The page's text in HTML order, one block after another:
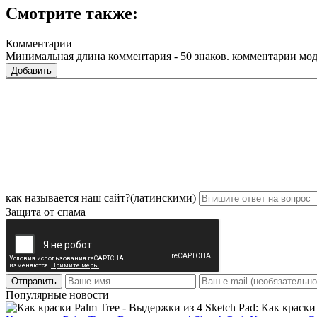
Смотрите также:
Комментарии
Минимальная длина комментария - 50 знаков. комментарии
Добавить
как называется наш сайт?(латинскими)
Защита от спама
Отправить
Популярные новости